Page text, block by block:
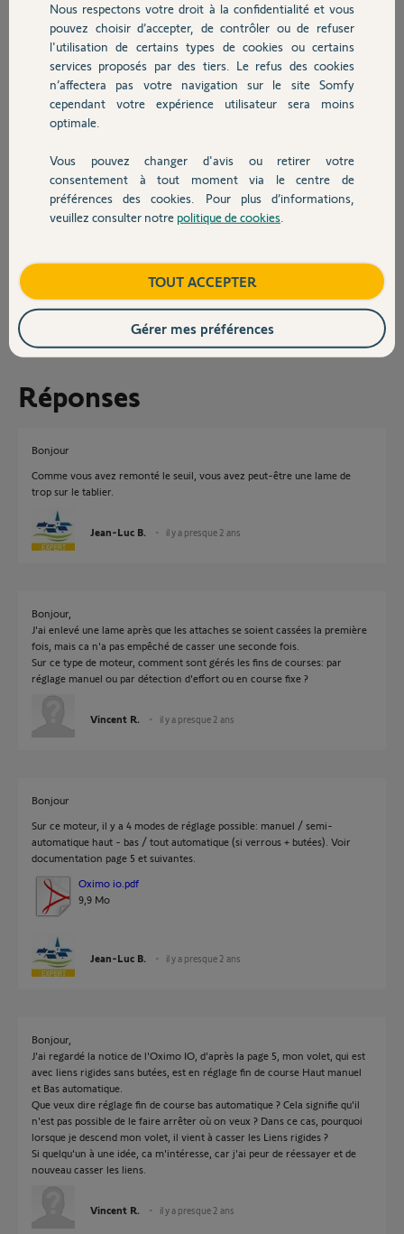
Chauffage
Autres produits
Devis avec un pro
Contact
attaches, et maintenant le volet ne remonte plus jusqu'en haut, il ne
remonte que jusqu'a la moitié.
J'ai donc tenté une remise à zéro du volet (procédure ON/OFF avec
2s/7s ...), mais cela n'a rien changé. En refermant le volet, le volet à
de nouveau claqué fort et les attaches se sont encore cassées.
Je n'y comprend rien et je n'ose plus toucher à ce volet.
cassent comme çà ?
Il s'agit d'un moteur Somfy IO Oximo 20/17.
Participer au fil de discussion
Réponses
Bonjour
Comme vous avez remonté le seuil, vous avez peut-être une lame de
trop sur le tablier.
Jean-Luc B. il y a presque 2 ans
Bonjour,
J'ai enlevé une lame après que les attaches se soient cassées la première
fois, mais ca n'a pas empêché de casser une seconde fois.
Sur ce type de moteur, comment sont gérés les fins de courses: par
réglage manuel ou par détection d'effort ou en course fixe ?
Vincent R. il y a presque 2 ans
Bonjour
Sur ce moteur, il y a 4 modes de réglage possible: manuel / semi-
automatique haut - bas / tout automatique (si verrous + butées). Voir
documentation page 5 et suivantes.
Oximo io.pdf
9,9 Mo
Jean-Luc B. il y a presque 2 ans
Bonjour,
J'ai regardé la notice de l'Oximo IO, d'après la page 5, mon volet, qui est
avec liens rigides sans butées, est en réglage fin de course Haut manuel
et Bas automatique.
Que veux dire réglage fin de course bas automatique ? Cela signifie qu'il
n'est pas possible de le faire arrêter où on veux ? Dans ce cas, pourquoi
lorsque je descend mon volet, il vient à casser les Liens rigides ?
Si quelqu'un à une idée, ca m'intéresse, car j'ai peur de réessayer et de
nouveau casser les liens.
Vincent R. il y a presque 2 ans
Nous respectons votre droit à la confidentialité et vous
pouvez choisir d’accepter, de contrôler ou de refuser
l'utilisation de certains types de cookies ou certains
services proposés par des tiers. Le refus des cookies
n’affectera pas votre navigation sur le site Somfy
cependant votre expérience utilisateur sera moins
optimale.
Vous pouvez changer d'avis ou retirer votre
consentement à tout moment via le centre de
préférences des cookies. Pour plus d’informations,
veuillez consulter notre politique de cookies
TOUT ACCEPTER
Gérer mes préférences